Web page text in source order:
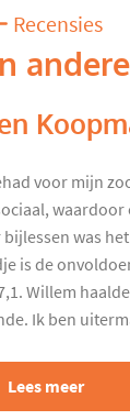
Recensies
voor mijn
waardoor
was
is de
Willem
Ik ben
Lees meer